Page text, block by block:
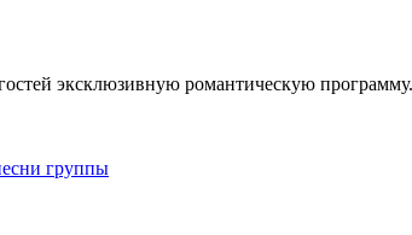
эксклюзивную романтическую
группы